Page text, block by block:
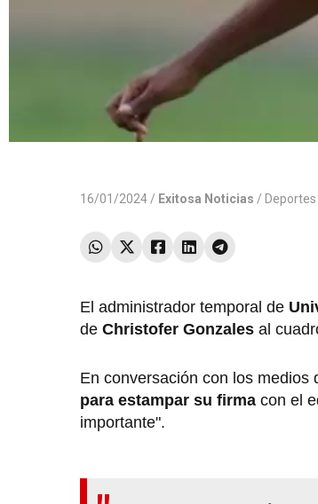
16/01/2024 / Exitosa Noticias / Deportes
El administrador temporal de
de Christofer Gonzales al
En conversación con los medios
para estampar su firma con el
importante".